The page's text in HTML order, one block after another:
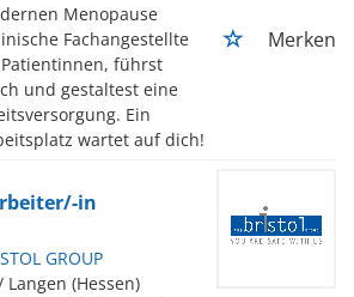
Menopause
Fachangestellte
führst
und gestaltest eine
Ein
wartet auf dich!
Merken
in
GROUP
Langen (Hessen)